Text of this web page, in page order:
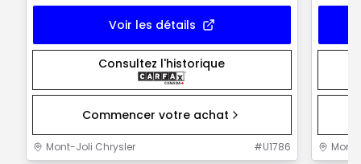
Voir les détails
Consultez l'historique
Commencer votre achat
Mont-Joli Chrysler #U1786